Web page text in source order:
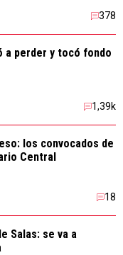
378
a perder y tocó fondo
1,39k
los convocados de
Central
18
Salas: se va a